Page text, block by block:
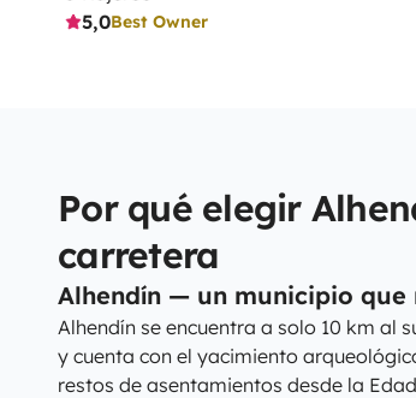
5,0Best Owner
Por qué elegir
carretera
Alhendín — un municipio que
Alhendín se encuentra a solo 10 km al
y cuenta con el yacimiento
restos de asentamientos desde la